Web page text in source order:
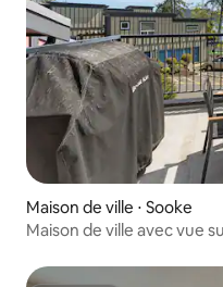
Maison de ville ⋅ Sooke
Maison de ville avec vue